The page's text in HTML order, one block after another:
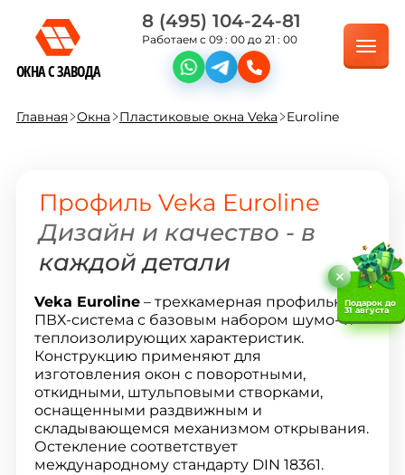
ОКНА С ЗАВОДА
8 (495) 104-24-81
Работаем с 09 : 00 до 21 : 00
Главная Окна Пластиковые окна Veka Euroline
Профиль Veka Euroline
Дизайн и качество - в
каждой детали
Veka Euroline– трехкамерная профильная
ПВХ-система с базовым набором шумо- и
теплоизолирующих характеристик.
Конструкцию применяют для
изготовления окон с поворотными,
откидными, штульповыми створками,
оснащенными раздвижным и
складывающемся механизмом открывания.
Остекление соответствует
международному стандарту DIN 18361.
Подарок до
31 августа